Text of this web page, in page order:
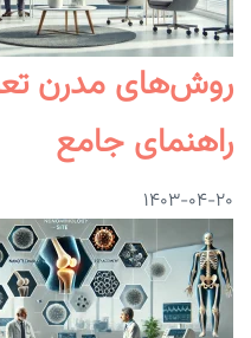
روش‌های مدرن
راهنمای جامع
۱۴۰۳-۰۴-۲۰